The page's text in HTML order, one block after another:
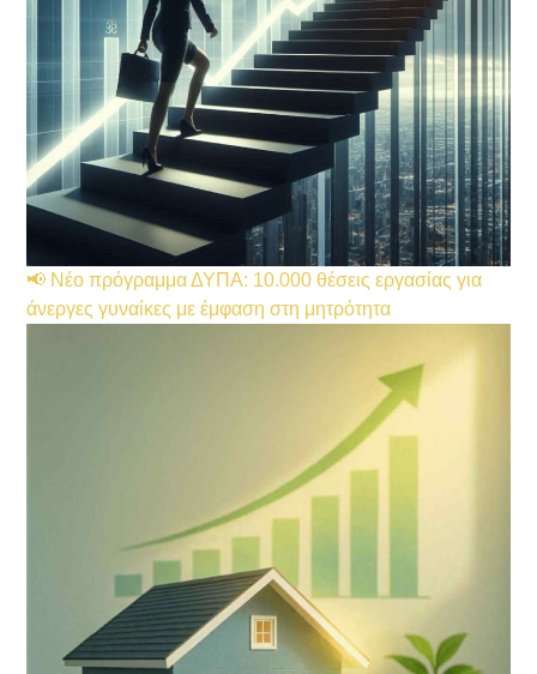
📢 Νέο πρόγραμμα ΔΥΠΑ: 10.000 θέσεις εργασίας για
άνεργες γυναίκες με έμφαση στη μητρότητα